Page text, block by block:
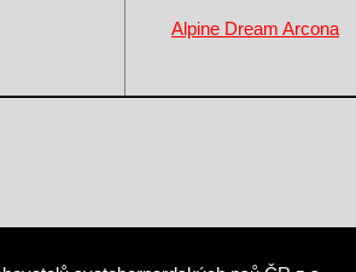
Alpine Dream Arcona